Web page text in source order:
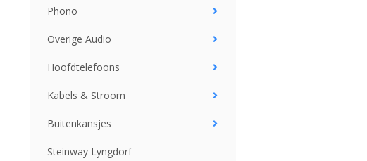
Phono
Overige Audio
Hoofdtelefoons
Kabels & Stroom
Buitenkansjes
Steinway Lyngdorf